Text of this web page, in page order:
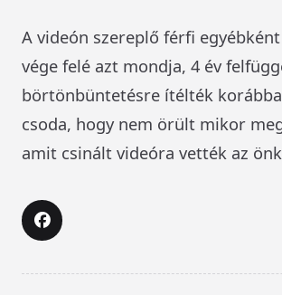
A videón szereplő férfi
vége felé azt mondja, 4 év
börtönbüntetésre ítélték
csoda, hogy nem örült mikor
amit csinált videóra vették az